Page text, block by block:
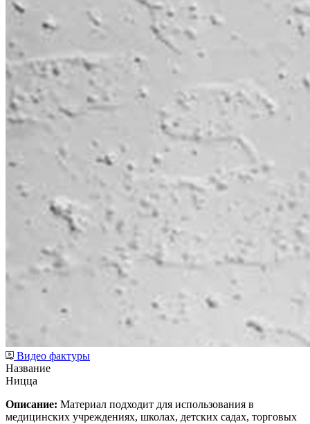
Видео фактуры
Название
Ницца
Описание: Материал подходит для использования в
медицинских учреждениях, школах, детских садах, торговых